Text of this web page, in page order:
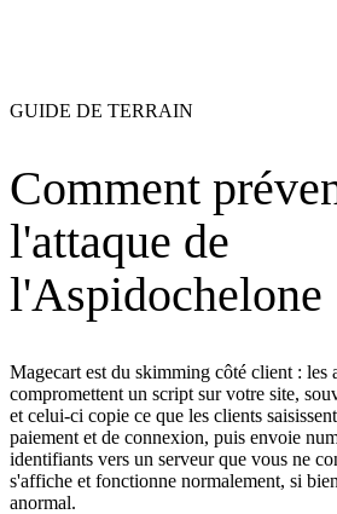
GUIDE DE TERRAIN
Comment
l'attaque de
l'Aspidochelone
Magecart est du skimming côté client : les
compromettent un script sur votre site,
et celui-ci copie ce que les clients
paiement et de connexion, puis envoie
identifiants vers un serveur que vous ne
s'affiche et fonctionne normalement, si
anormal.